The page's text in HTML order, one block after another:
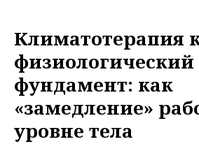
Климатотерапия
физиологический
фундамент: как
«замедление»
уровне тела